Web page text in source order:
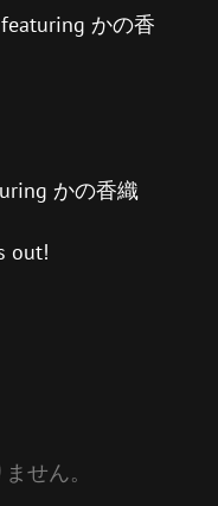
featuring かの香
かの香織
out!
せん。